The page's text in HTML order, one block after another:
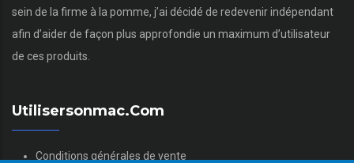
sein de la firme à la pomme, j’ai décidé de redevenir indépendant
afin d’aider de façon plus approfondie un maximum d’utilisateur
de ces produits.
Utilisersonmac.com
Conditions générales de vente